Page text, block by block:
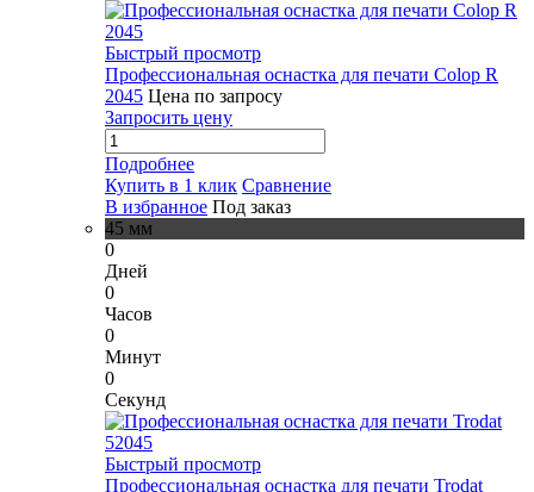
Быстрый просмотр
Профессиональная оснастка для печати Colop R
2045 Цена по запросу
Запросить цену
Подробнее
Купить в 1 клик Сравнение
В избранное Под заказ
45 мм
0
Дней
0
Часов
0
Минут
0
Секунд
Быстрый просмотр
Профессиональная оснастка для печати Trodat